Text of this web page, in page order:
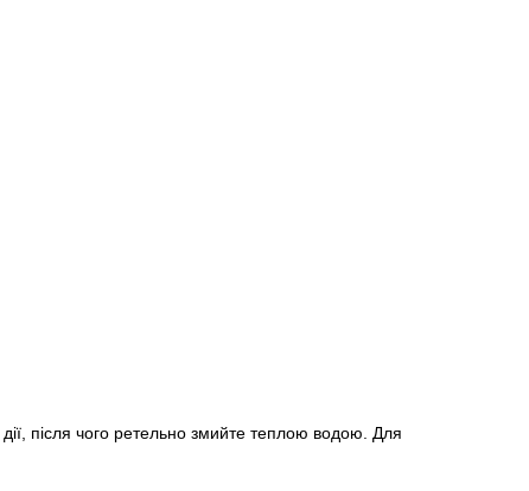
після чого ретельно змийте теплою водою. Для